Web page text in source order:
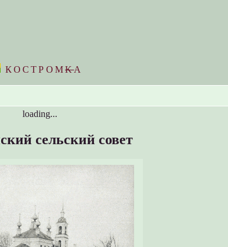
КОСТРОМKА
loading...
сельский совет